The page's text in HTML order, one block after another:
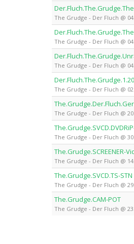
The Grudge - Der Fluch @
The Grudge - Der Fluch @
The Grudge - Der Fluch @
The Grudge - Der Fluch @
The Grudge - Der Fluch @
The Grudge - Der Fluch @
The.Grudge.SCREENER-
The Grudge - Der Fluch @
The.Grudge.SVCD.TS-STN
The Grudge - Der Fluch @
The.Grudge.CAM-POT
The Grudge - Der Fluch @